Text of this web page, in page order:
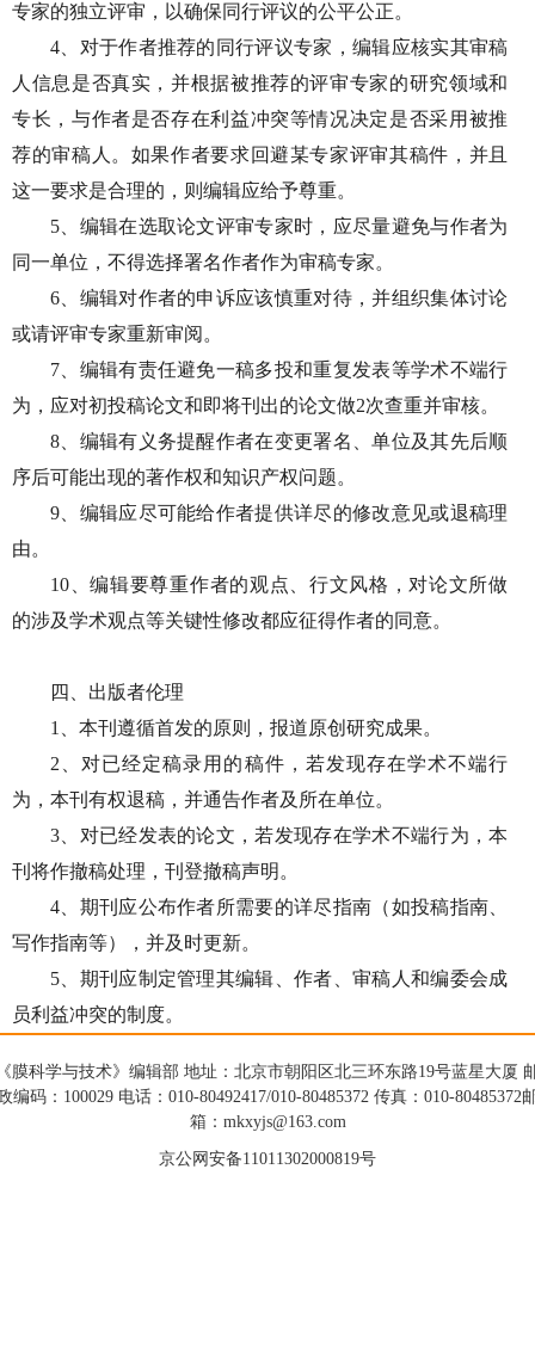
专家的独立评审，以确保同行评议的公平公正。
4、对于作者推荐的同行评议专家，编辑应核实其审稿
人信息是否真实，并根据被推荐的评审专家的研究领域和
专长，与作者是否存在利益冲突等情况决定是否采用被推
荐的审稿人。如果作者要求回避某专家评审其稿件，并且
这一要求是合理的，则编辑应给予尊重。
5、编辑在选取论文评审专家时，应尽量避免与作者为
同一单位，不得选择署名作者作为审稿专家。
6、编辑对作者的申诉应该慎重对待，并组织集体讨论
或请评审专家重新审阅。
7、编辑有责任避免一稿多投和重复发表等学术不端行
为，应对初投稿论文和即将刊出的论文做2次查重并审核。
8、编辑有义务提醒作者在变更署名、单位及其先后顺
序后可能出现的著作权和知识产权问题。
9、编辑应尽可能给作者提供详尽的修改意见或退稿理
由。
10、编辑要尊重作者的观点、行文风格，对论文所做
的涉及学术观点等关键性修改都应征得作者的同意。
四、出版者伦理
1、本刊遵循首发的原则，报道原创研究成果。
2、对已经定稿录用的稿件，若发现存在学术不端行
为，本刊有权退稿，并通告作者及所在单位。
3、对已经发表的论文，若发现存在学术不端行为，本
刊将作撤稿处理，刊登撤稿声明。
4、期刊应公布作者所需要的详尽指南（如投稿指南、
写作指南等），并及时更新。
5、期刊应制定管理其编辑、作者、审稿人和编委会成
员利益冲突的制度。
膜科学与技术》编辑部 地址：北京市朝阳区北三环东路19号蓝星大厦
编码：100029 电话：010-80492417/010-80485372 传真：010-80485372
箱：mkxyjs@163.com
京公网安备11011302000819号